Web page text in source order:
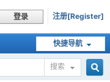
登录 注册[Register]
快捷导航
搜索